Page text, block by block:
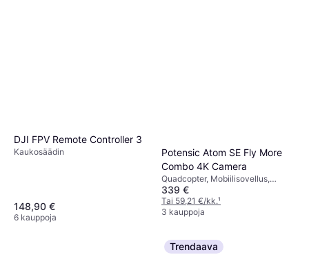
DJI FPV Remote Controller 3
Kaukosäädin
148,90 €
6 kauppoja
Potensic Atom SE Fly More
Combo 4K Camera
Quadcopter, Mobiilisovellus,
Kamera, GPS, Wi-Fi
339 €
Tai 59,21 €/kk.¹
3 kauppoja
Trendaava